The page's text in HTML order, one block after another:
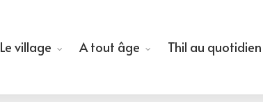
Le village A tout âge Thil au quotidien